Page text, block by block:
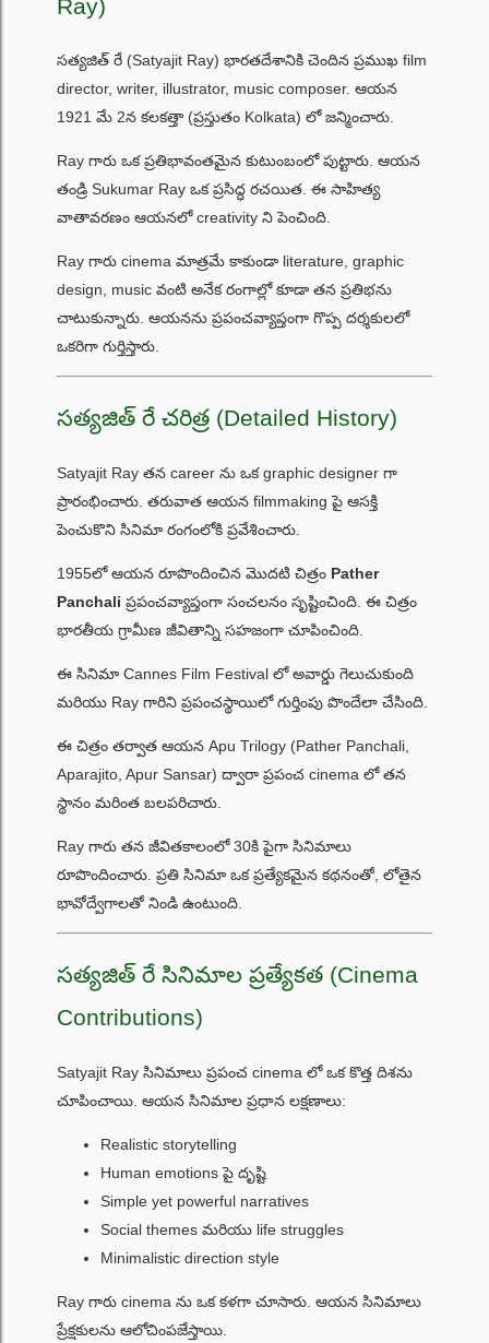
Ray)
సత్యజిత్ రే (Satyajit Ray) భారతదేశానికి చెందిన ప్రముఖ film
director, writer, illustrator, music composer. ఆయన
1921 మే 2న కలకత్తా (ప్రస్తుతం Kolkata) లో జన్మించారు.
Ray గారు ఒక ప్రతిభావంతమైన కుటుంబంలో పుట్టారు. ఆయన
తండ్రి Sukumar Ray ఒక ప్రసిద్ధ రచయిత. ఈ సాహిత్య
వాతావరణం ఆయనలో creativity ని పెంచింది.
Ray గారు cinema మాత్రమే కాకుండా literature, graphic
design, music వంటి అనేక రంగాల్లో కూడా తన ప్రతిభను
చాటుకున్నారు. ఆయనను ప్రపంచవ్యాప్తంగా గొప్ప దర్శకులలో
ఒకరిగా గుర్తిస్తారు.
సత్యజిత్ రే చరిత్ర (Detailed History)
Satyajit Ray తన career ను ఒక graphic designer గా
ప్రారంభించారు. తరువాత ఆయన filmmaking పై ఆసక్తి
పెంచుకొని సినిమా రంగంలోకి ప్రవేశించారు.
1955లో ఆయన రూపొందించిన మొదటి చిత్రం Pather
Panchali ప్రపంచవ్యాప్తంగా సంచలనం సృష్టించింది. ఈ చిత్రం
భారతీయ గ్రామీణ జీవితాన్ని సహజంగా చూపించింది.
ఈ సినిమా Cannes Film Festival లో అవార్డు గెలుచుకుంది
మరియు Ray గారిని ప్రపంచస్థాయిలో గుర్తింపు పొందేలా చేసింది.
ఈ చిత్రం తర్వాత ఆయన Apu Trilogy (Pather Panchali,
Aparajito, Apur Sansar) ద్వారా ప్రపంచ cinema లో తన
స్థానం మరింత బలపరిచారు.
Ray గారు తన జీవితకాలంలో 30కి పైగా సినిమాలు
రూపొందించారు. ప్రతి సినిమా ఒక ప్రత్యేకమైన కథనంతో, లోతైన
భావోద్వేగాలతో నిండి ఉంటుంది.
సత్యజిత్ రే సినిమాల ప్రత్యేకత (Cinema
Contributions)
Satyajit Ray సినిమాలు ప్రపంచ cinema లో ఒక కొత్త దిశను
చూపించాయి. ఆయన సినిమాల ప్రధాన లక్షణాలు:
Realistic storytelling
Human emotions పై దృష్టి
Simple yet powerful narratives
Social themes మరియు life struggles
Minimalistic direction style
Ray గారు cinema ను ఒక కళగా చూసారు. ఆయన సినిమాలు
ప్రేక్షకులను ఆలోచింపజేస్తాయి.